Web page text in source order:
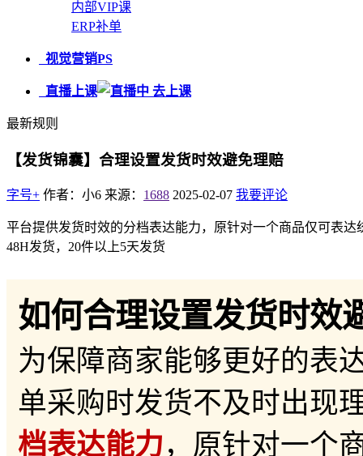
内部VIP课
ERP补单
视觉营销PS
直播上课
最新规则
【发货锦囊】合理设置发货时效避免理赔
字号+ 作者：小6 来源： 1688 2025-02-07 我要评论
平台提供发货时效的分档表达能力，原针对一个商品仅可表
48H发货，20件以上5天发货
如何合理设置发货时效
为保障商家能够更好的表
单采购时发货不及时出现
档表达能力 ，原针对一个